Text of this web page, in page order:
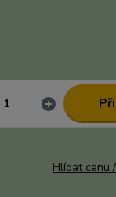
Hlídat cenu